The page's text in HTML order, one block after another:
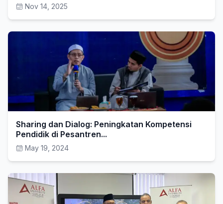
Nov 14, 2025
Sharing dan Dialog: Peningkatan Kompetensi
Pendidik di Pesantren...
May 19, 2024